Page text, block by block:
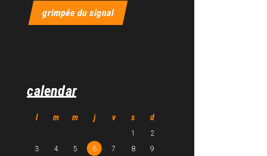
grimpée du signal
calendar
l m m j v s d
1
2
3
4 5 6 7 8
9